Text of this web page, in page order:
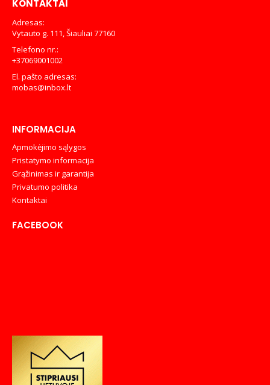
KONTAKTAI
Adresas:
Vytauto g. 111, Šiauliai 77160
Telefono nr.:
+37069001002
El. pašto adresas:
mobas@inbox.lt
INFORMACIJA
Apmokėjimo sąlygos
Pristatymo informacija
Grąžinimas ir garantija
Privatumo politika
Kontaktai
FACEBOOK